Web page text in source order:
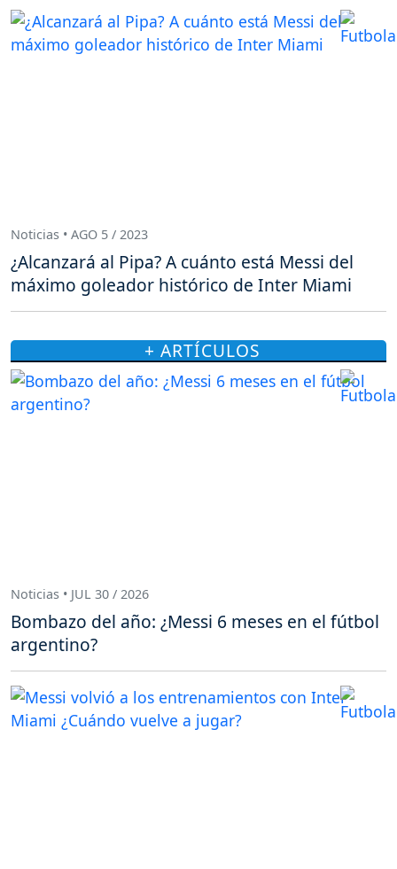
Noticias • AGO 5 / 2023
¿Alcanzará al Pipa? A cuánto está Messi del
máximo goleador histórico de Inter Miami
+ ARTÍCULOS
Noticias • JUL 30 / 2026
Bombazo del año: ¿Messi 6 meses en el fútbol
argentino?